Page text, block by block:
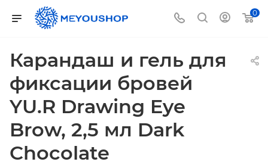
0
Карандаш и гель для
фиксации бровей
YU.R Drawing Eye
Brow, 2,5 мл Dark
Chocolate